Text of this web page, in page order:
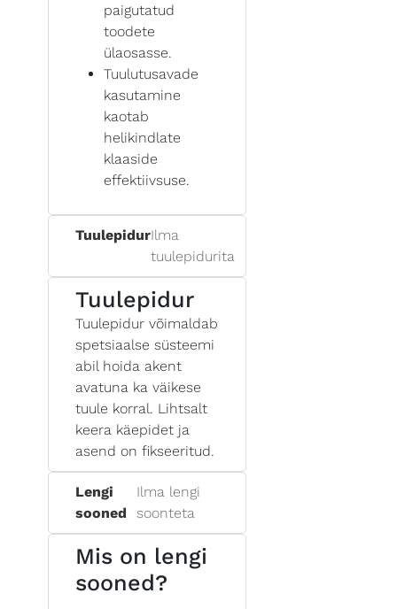
paigutatud
toodete
ülaosasse.
Tuulutusavade
kasutamine
kaotab
helikindlate
klaaside
effektiivsuse.
TuulepidurIlma
tuulepidurita
Tuulepidur
Tuulepidur võimaldab
spetsiaalse süsteemi
abil hoida akent
avatuna ka väikese
tuule korral. Lihtsalt
keera käepidet ja
asend on fikseeritud.
Lengi
sooned
Ilma lengi
soonteta
Mis on lengi
sooned?